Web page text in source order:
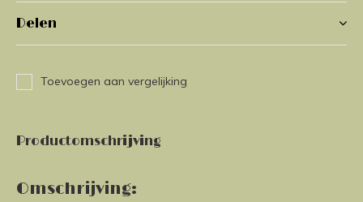
Delen
Toevoegen aan vergelijking
Productomschrijving
Omschrijving: